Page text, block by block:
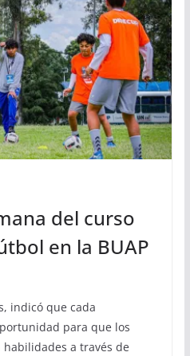
del curso
en la BUAP
indicó que cada
para que los
a través de